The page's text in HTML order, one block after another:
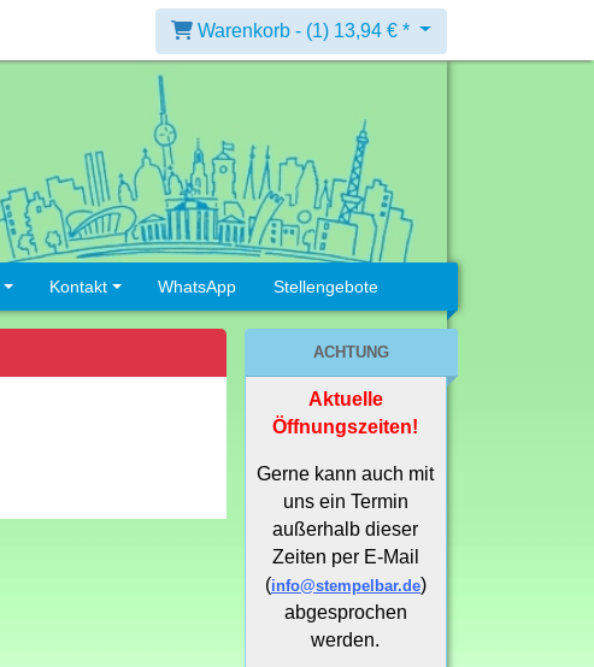
Warenkorb - (1) 13,94 € *
Kontakt WhatsApp Stellengebote
ACHTUNG
Aktuelle
Öffnungszeiten!
Gerne kann auch mit
uns ein Termin
außerhalb dieser
Zeiten per E-Mail
(info@stempelbar.de)
abgesprochen
werden.